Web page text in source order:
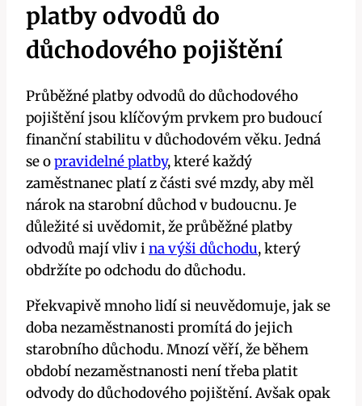
platby odvodů do
důchodového pojištění
Průběžné platby odvodů do důchodového
pojištění jsou klíčovým prvkem pro budoucí
finanční stabilitu v důchodovém věku. Jedná
se opravidelné platby, které každý
zaměstnanec platí z části své mzdy, aby měl
nárok na starobní důchod v budoucnu. Je
důležité si uvědomit, že průběžné platby
odvodů mají vliv i na výši důchodu, který
obdržíte po odchodu do důchodu.
Překvapivě mnoho lidí si neuvědomuje, jak se
doba nezaměstnanosti promítá do jejich
starobního důchodu. Mnozí věří, že během
období nezaměstnanosti není třeba platit
odvody do důchodového pojištění. Avšak opak